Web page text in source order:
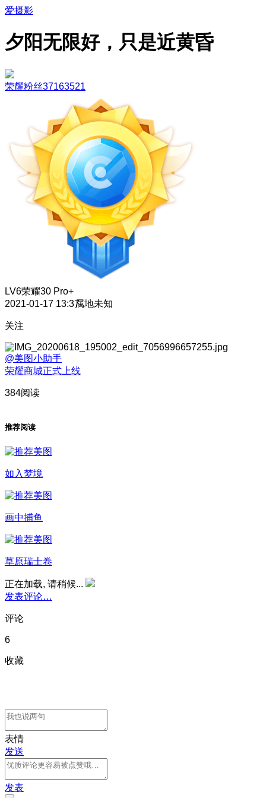
爱摄影
夕阳无限好，只是近黄昏
荣耀粉丝37163521
LV6荣耀30 Pro+
2021-01-17 13:37属地未知
关注
@美图小助手
荣耀商城正式上线
384阅读
推荐阅读
如入梦境
画中捕鱼
草原瑞士卷
正在加载, 请稍候...
发表评论…
评论
6
收藏
表情
发送
发表